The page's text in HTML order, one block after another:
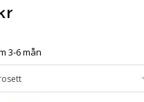
3-6 mån